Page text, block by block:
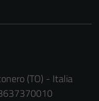
(TO) - Italia